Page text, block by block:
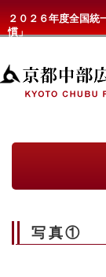
２０２６年度全国
慣」
写真①